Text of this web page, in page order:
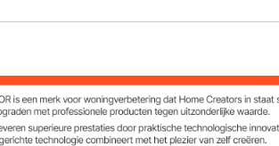
/ 1400 x 1000 x 1100 mm